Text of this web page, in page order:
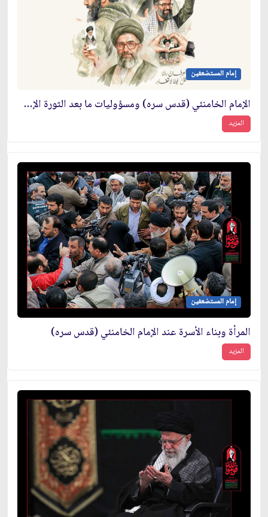
إمام المستضعفين
الإمام الخامنئي (قدس سره) ومسؤوليات ما بعد الثورة الإسلامية
المزيد
إمام المستضعفين
المرأة وبناء الأسرة عند الإمام الخامنئي (قدس سره)
المزيد